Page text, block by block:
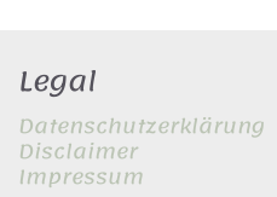
Legal
Datenschutzerklärung
Disclaimer
Impressum